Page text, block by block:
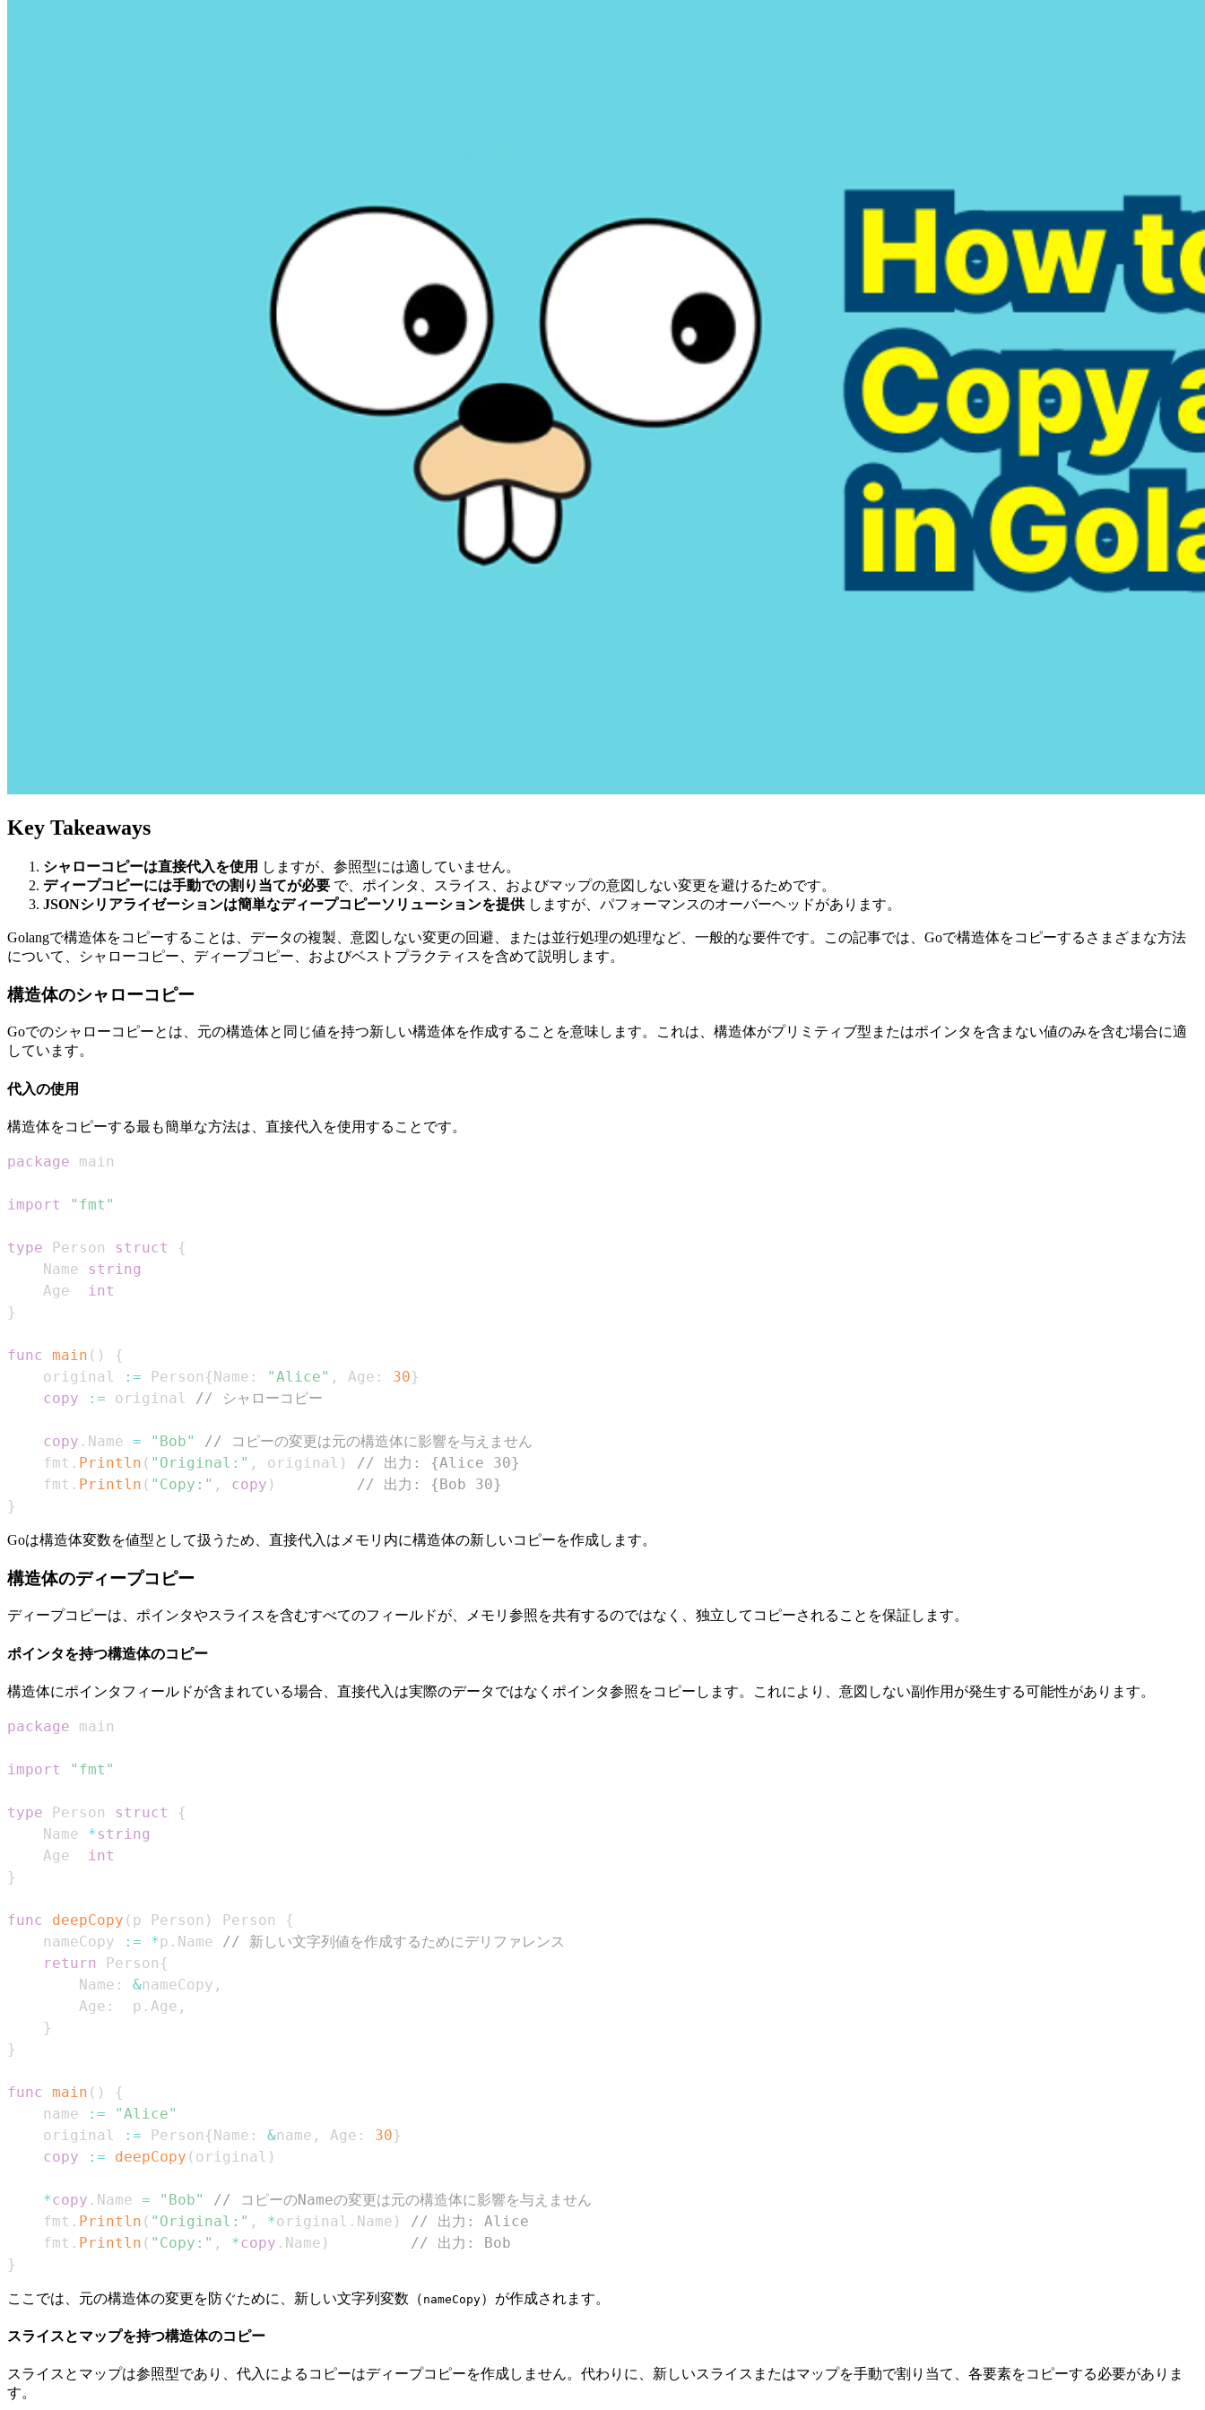
Key Takeaways
シャローコピーは直接代入を使用 しますが、参照型には適していません。
ディープコピーには手動での割り当てが必要 で、ポインタ、スライス、およびマップの意図しない変更を避けるためです。
JSONシリアライゼーションは簡単なディープコピーソリューションを提供しますが、パフォーマンスのオーバーヘッドがあります。
Golangで構造体をコピーすることは、データの複製、意図しない変更の回避、または並行処理の処理など、一般的な要件です。この記事では、Goで構造体をコピーするさまざまな方法
について、シャローコピー、ディープコピー、およびベストプラクティスを含めて説明します。
構造体のシャローコピー
Goでのシャローコピーとは、元の構造体と同じ値を持つ新しい構造体を作成することを意味します。これは、構造体がプリミティブ型またはポインタを含まない値のみを含む場合に適
しています。
代入の使用
構造体をコピーする最も簡単な方法は、直接代入を使用することです。
package
import "fmt"
type Person struct
{
    Name
string
    Age
int
}
func main ( )
{
    original
:= Person {Name : "Alice" , Age : 30}
copy
:= original // シャローコピー
copy . Name = "Bob"
// コピーの変更は元の構造体に影響を与えません
    fmt
. Println ( "Original:" , original )
// 出力: {Alice 30}
    fmt
. Println ( "Copy:" , copy )
// 出力: {Bob 30}
}
Goは構造体変数を値型として扱うため、直接代入はメモリ内に構造体の新しいコピーを作成します。
構造体のディープコピー
ディープコピーは、ポインタやスライスを含むすべてのフィールドが、メモリ参照を共有するのではなく、独立してコピーされることを保証します。
ポインタを持つ構造体のコピー
構造体にポインタフィールドが含まれている場合、直接代入は実際のデータではなくポインタ参照をコピーします。これにより、意図しない副作用が発生する可能性があります。
package
import "fmt"
type Person struct
{
    Name
*string
    Age
int
}
func deepCopy ( p Person ) Person
{
    nameCopy
:= *p . Name // 新しい文字列値を作成するためにデリファレンス
return
Person {
        Name
: &nameCopy ,
        Age
:
  p
. Age ,
}
}
func main ( )
{
    name
:=
"Alice"
    original
:= Person {Name : &name , Age : 30}
copy
:= deepCopy ( original )
*copy . Name = "Bob"
// コピーのNameの変更は元の構造体に影響を与えません
    fmt
. Println ( "Original:" , *original . Name )
// 出力: Alice
    fmt
. Println ( "Copy:" , *copy . Name )
// 出力: Bob
}
ここでは、元の構造体の変更を防ぐために、新しい文字列変数（ nameCopy）が作成されます。
スライスとマップを持つ構造体のコピー
スライスとマップは参照型であり、代入によるコピーはディープコピーを作成しません。代わりに、新しいスライスまたはマップを手動で割り当て、各要素をコピーする必要がありま
す。